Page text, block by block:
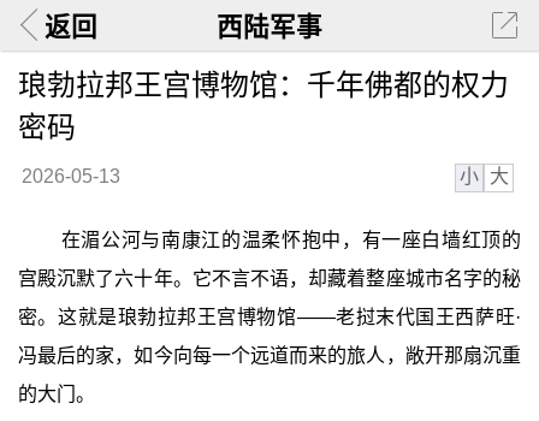
返回 西陆军事
琅勃拉邦王宫博物馆：千年佛都的权力
密码
2026-05-13 小 大
在湄公河与南康江的温柔怀抱中，有一座白墙红顶的
宫殿沉默了六十年。它不言不语，却藏着整座城市名字的秘
密。这就是琅勃拉邦王宫博物馆——老挝末代国王西萨旺·
冯最后的家，如今向每一个远道而来的旅人，敞开那扇沉重
的大门。